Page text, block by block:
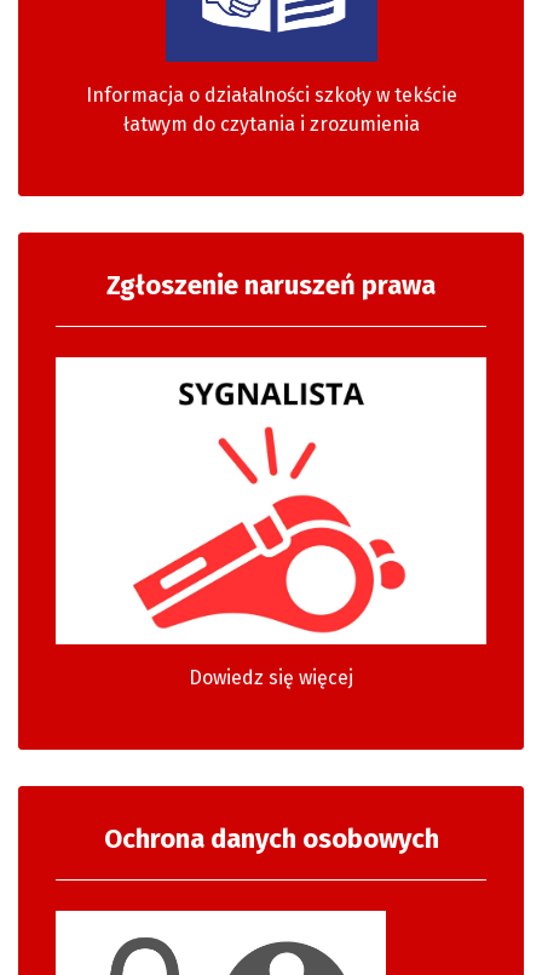
Informacja o działalności szkoły w tekście
łatwym do czytania i zrozumienia
Zgłoszenie naruszeń prawa
Dowiedz się więcej
Ochrona danych osobowych